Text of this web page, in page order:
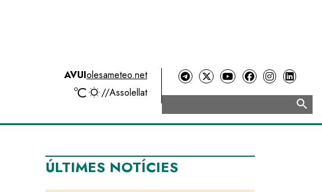
AVUIolesameteo.net
ºC //Assolellat
search
ÚLTIMES NOTÍCIES